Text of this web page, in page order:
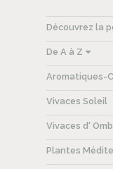
Découvrez la
De A à Z
Aromatiques-
Vivaces Soleil
Vivaces d'
Plantes